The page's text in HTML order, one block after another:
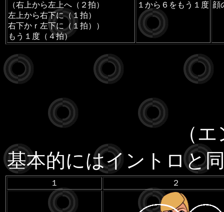
（右上から左上へ（２拍）
左上から右下に（１拍）
右下かｒ左下に（１拍））
もう１度（４拍）
１から６をもう１度 顔
（エ
基本的にはイントロと
１ ２